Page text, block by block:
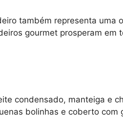
também representa uma
gourmet prosperam
condensado, manteiga e
bolinhas e coberto